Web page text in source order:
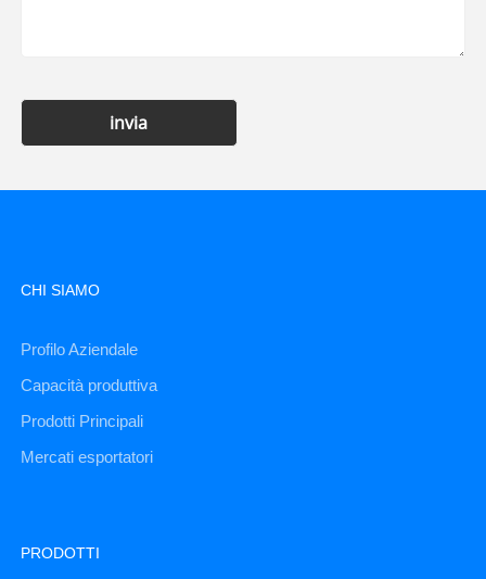
invia
CHI SIAMO
Profilo Aziendale
Capacità produttiva
Prodotti Principali
Mercati esportatori
PRODOTTI